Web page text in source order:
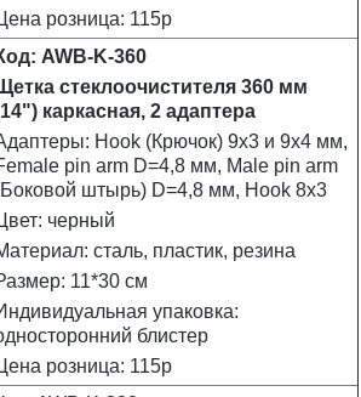
розница: 115р
AWB-K-360
стеклоочистителя 360 мм
каркасная, 2 адаптера
Hook (Крючок) 9х3 и 9х4 мм,
pin arm D=4,8 мм, Male pin arm
штырь) D=4,8 мм, Hook 8x3
черный
сталь, пластик, резина
11*30 см
упаковка:
блистер
розница: 115р